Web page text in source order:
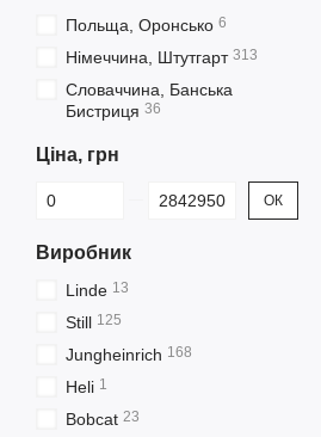
Польща, Оронсько 6
Німеччина, Штутгарт 313
Словаччина, Банська
Бистриця 36
Ціна, грн
Від Ціна, грн
До Ціна, грн ОК
Виробник
Linde 13
Still 125
Jungheinrich 168
Heli 1
Bobcat 23